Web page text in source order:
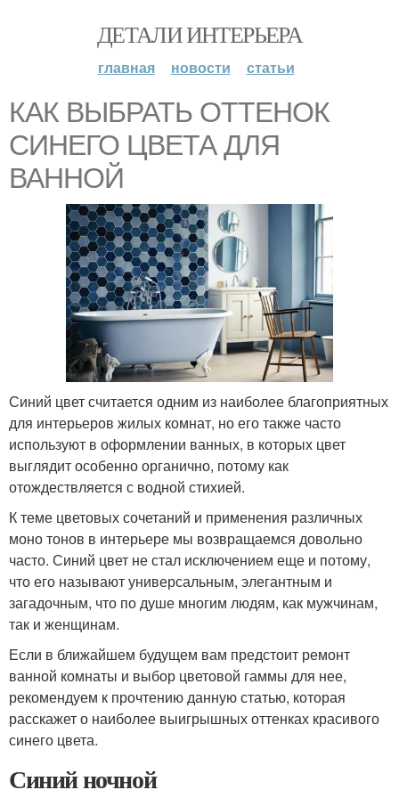
ДЕТАЛИ ИНТЕРЬЕРА
главная новости статьи
КАК ВЫБРАТЬ ОТТЕНОК
СИНЕГО ЦВЕТА ДЛЯ
ВАННОЙ
Синий цвет считается одним из наиболее благоприятных
для интерьеров жилых комнат, но его также часто
используют в оформлении ванных, в которых цвет
выглядит особенно органично, потому как
отождествляется с водной стихией.
К теме цветовых сочетаний и применения различных
моно тонов в интерьере мы возвращаемся довольно
часто. Синий цвет не стал исключением еще и потому,
что его называют универсальным, элегантным и
загадочным, что по душе многим людям, как мужчинам,
так и женщинам.
Если в ближайшем будущем вам предстоит ремонт
ванной комнаты и выбор цветовой гаммы для нее,
рекомендуем к прочтению данную статью, которая
расскажет о наиболее выигрышных оттенках красивого
синего цвета.
Синий ночной